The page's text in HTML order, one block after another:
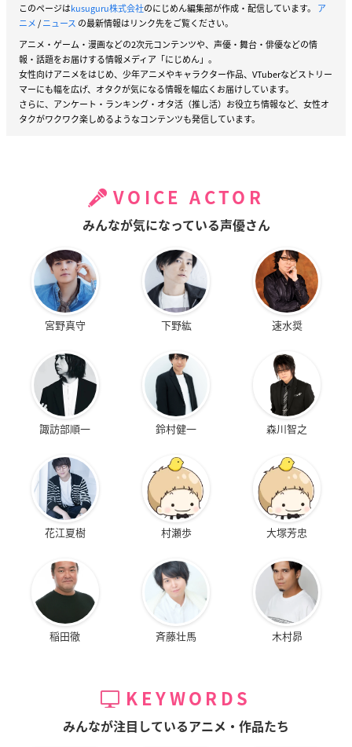
このページはkusuguru株式会社のにじめん編集部が作成・配信しています。 ア
ニメ/ニュース の最新情報はリンク先をご覧ください。
アニメ・ゲーム・漫画などの2次元コンテンツや、声優・舞台・俳優などの情
報・話題をお届けする情報メディア「にじめん」。
女性向けアニメをはじめ、少年アニメやキャラクター作品、VTuberなどストリー
マーにも幅を広げ、オタクが気になる情報を幅広くお届けしています。
さらに、アンケート・ランキング・オタ活（推し活）お役立ち情報など、女性オ
タクがワクワク楽しめるようなコンテンツも発信しています。
VOICE ACTOR
みんなが気になっている声優さん
宮野真守 下野紘 速水奨
諏訪部順一 鈴村健一 森川智之
花江夏樹 村瀬歩 大塚芳忠
稲田徹 斉藤壮馬 木村昴
KEYWORDS
みんなが注目しているアニメ・作品たち